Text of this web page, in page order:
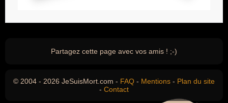
Partagez cette page avec vos amis ! ;-)
© 2004 - 2026 JeSuisMort.com - FAQ - Mentions - Plan du site
- Contact